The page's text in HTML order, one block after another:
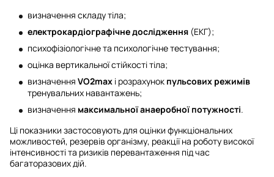
визначення складу тіла;
електрокардіографічне дослідження (ЕКГ);
психофізіологічне та психологічне тестування;
оцінка вертикальної стійкості тіла;
визначення VO2max і розрахунок пульсових режимів
тренувальних навантажень;
визначення максимальної анаеробної потужності.
Ці показники застосовують для оцінки функціональних
можливостей, резервів організму, реакції на роботу високої
інтенсивності та ризиків перевантаження під час
багаторазових дій.